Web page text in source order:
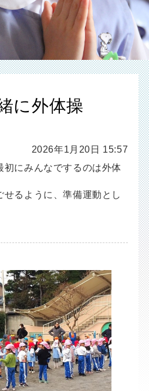
に外体操
2026年1月20日 15:57
初にみんなでするのは外体
せるように、準備運動とし